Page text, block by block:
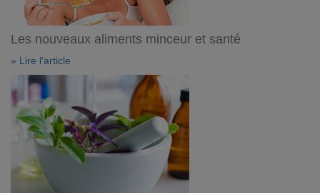
Les nouveaux aliments minceur et santé
» Lire l'article